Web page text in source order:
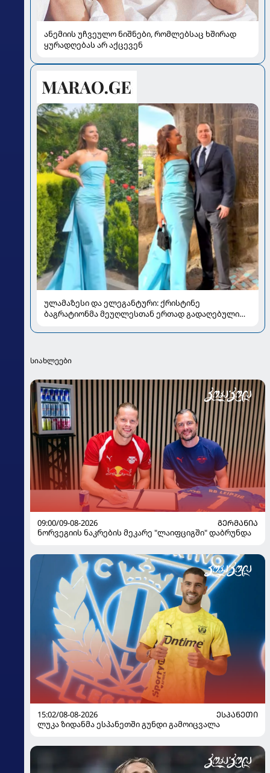
ანემიის უჩვეულო ნიშნები, რომლებსაც ხშირად
ყურადღებას არ აქცევენ
ულამაზესი და ელეგანტური: ქრისტინე
ბაგრატიონმა მეუღლესთან ერთად გადაღებული
სიახლეები
09:00/09-08-2026
ᲒᲔᲠᲛᲐᲜᲘᲐ
ნორვეგიის ნაკრების მეკარე "ლაიფციგში" დაბრუნდა
15:02/08-08-2026
ᲔᲡᲞᲐᲜᲔᲗᲘ
ლუკა ზიდანმა ესპანეთში გუნდი გამოიცვალა